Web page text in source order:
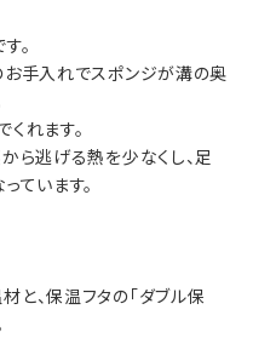
。
お手入れでスポンジが溝の奥
れます。
ら逃げる熱を少なくし、足
ています。
と、保温フタの「ダブル保